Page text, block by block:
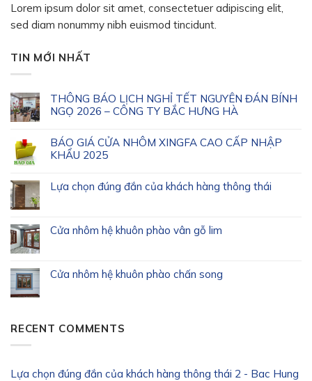
Lorem ipsum dolor sit amet, consectetuer adipiscing elit,
sed diam nonummy nibh euismod tincidunt.
TIN MỚI NHẤT
THÔNG BÁO LỊCH NGHỈ TẾT NGUYÊN ĐÁN BÍNH
NGỌ 2026 – CÔNG TY BẮC HƯNG HÀ
BÁO GIÁ CỬA NHÔM XINGFA CAO CẤP NHẬP
KHẨU 2025
Lựa chọn đúng đắn của khách hàng thông thái
Cửa nhôm hệ khuôn phào vân gỗ lim
Cửa nhôm hệ khuôn phào chấn song
RECENT COMMENTS
Lựa chọn đúng đắn của khách hàng thông thái 2 - Bac Hung